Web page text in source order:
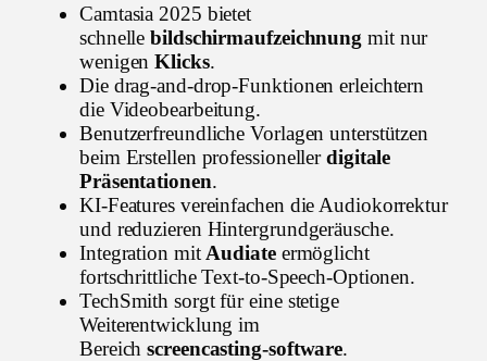
Camtasia 2025 bietet
schnellebildschirmaufzeichnung mit nur
wenigenKlicks.
Die drag-and-drop-Funktionen erleichtern
die Videobearbeitung.
Benutzerfreundliche Vorlagen unterstützen
beim Erstellen professionellerdigitale
Präsentationen.
KI-Features vereinfachen die Audiokorrektur
und reduzieren Hintergrundgeräusche.
Integration mit Audiateermöglicht
fortschrittliche Text-to-Speech-Optionen.
TechSmith sorgt für eine stetige
Weiterentwicklung im
Bereichscreencasting-software.